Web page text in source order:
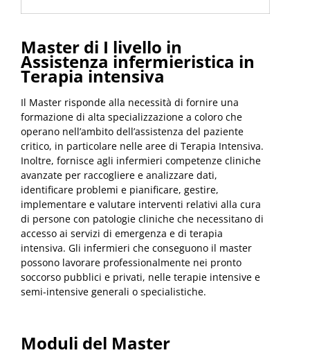
Master di I livello in
Assistenza infermieristica in
Terapia intensiva
Il Master risponde alla necessità di fornire una
formazione di alta specializzazione a coloro che
operano nell’ambito dell’assistenza del paziente
critico, in particolare nelle aree di Terapia Intensiva.
Inoltre, fornisce agli infermieri competenze cliniche
avanzate per raccogliere e analizzare dati,
identificare problemi e pianificare, gestire,
implementare e valutare interventi relativi alla cura
di persone con patologie cliniche che necessitano di
accesso ai servizi di emergenza e di terapia
intensiva. Gli infermieri che conseguono il master
possono lavorare professionalmente nei pronto
soccorso pubblici e privati, nelle terapie intensive e
semi-intensive generali o specialistiche.
Moduli del Master